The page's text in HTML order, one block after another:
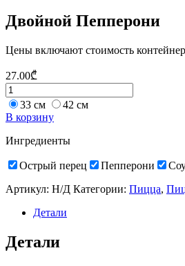
Двойной Пепперони
Цены включают стоимость
27.00₾
33 см
42 см
В корзину
Ингредиенты
Острый перец Пепперони
Артикул: Н/Д Категории: Пицца,
Детали
Детали